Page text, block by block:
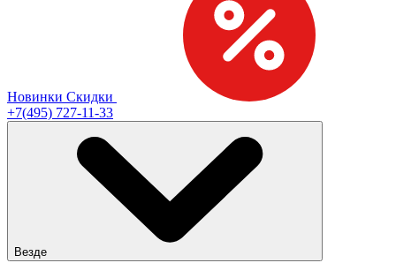
Новинки Скидки
+7(495) 727-11-33
Везде